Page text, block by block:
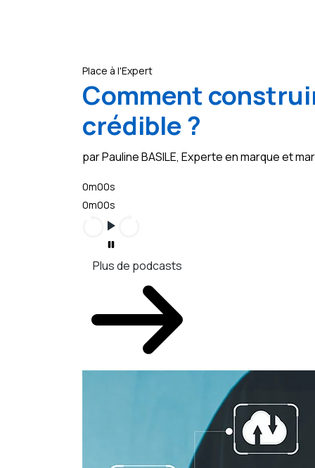
Place à l'Expert
Comment
crédible ?
par Pauline BASILE, Experte en marque et
0m00s
0m00s
Plus de podcasts